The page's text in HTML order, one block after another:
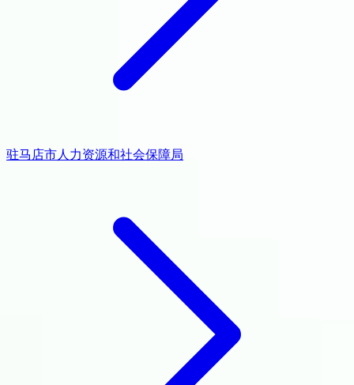
驻马店市人力资源和社会保障局